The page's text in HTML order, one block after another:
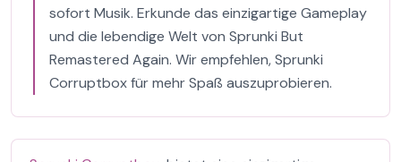
sofort Musik. Erkunde das einzigartige Gameplay
und die lebendige Welt von Sprunki But
Remastered Again. Wir empfehlen, Sprunki
Corruptbox für mehr Spaß auszuprobieren.